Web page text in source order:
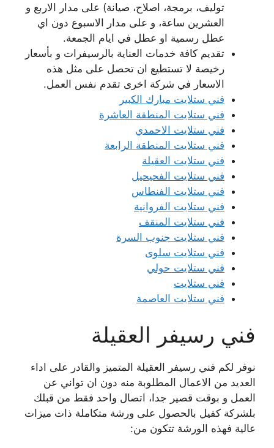
توليف، برمجة، اصلاح، صيانة) على مدار الاربع و
العشرين ساعة، و على مدار الاسبوع دون اي
عطل رسمية او عطل في ايام الجمعة.
تقديم كافة خدمات العناية بالرسيفرات و بأسعار
رخيصة لا تستطيع ان تحصل على مثل هذه
الاسعار في شركة اخرى تقدم نفس العمل.
فني ستلايت مبارك الكبير
فني ستلايت المنطقة العاشرة
فني ستلايت الاحمدي
فني ستلايت المنطقة الرابعة
فني ستلايت العقيلة
فني ستلايت الفحيحيل
فني ستلايت الفنطاس
فني ستلايت الفروانية
فني ستلايت المنقف
فني ستلايت جنوب السرة
فني ستلايت سلوى
فني ستلايت حولي
فني ستلايت
فني ستلايت العاصمة
فني رسيفر العقيلة
نوفر لكم فني رسيفر العقيلة المتميز والقادر على اداء
العديد من الاعمال المطلوبة منه دون ان تواني عن
العمل و بوقت قصير جدا، اتصال واحد فقط من قبلك
بلشركة كفيل بالحصول على ورشة متكاملة ذات ميزات
عالية فهذه الورشة تتكون من: